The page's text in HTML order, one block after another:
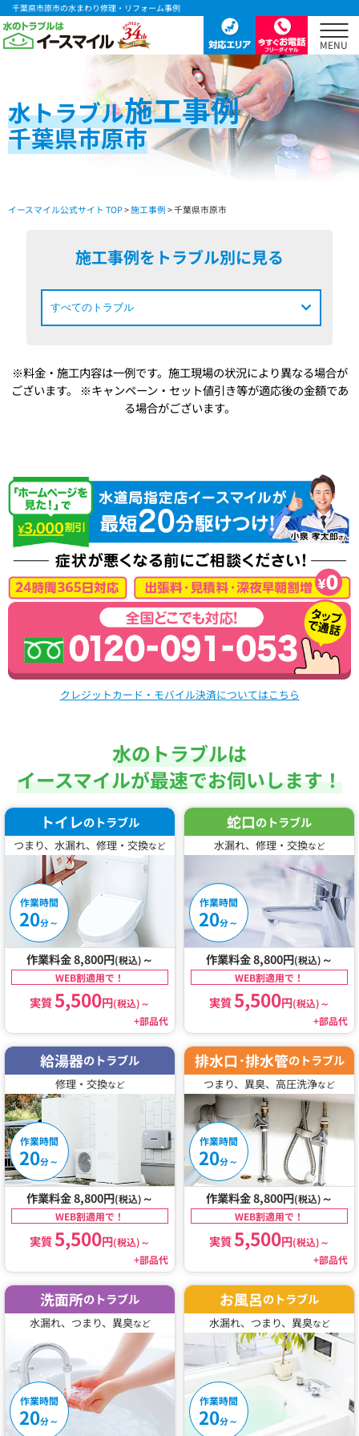
千葉県市原市の水まわり修理・リフォーム事例
水トラブル施工事例
千葉県市原市
イースマイル公式サイト TOP>施工事例 > 千葉県市原市
施工事例をトラブル別に見る
※料金・施工内容は一例です。施工現場の状況により異なる場合が
ございます。
※キャンペーン・セット値引き等が適応後の金額であ
る場合がございます。
クレジットカード・モバイル決済についてはこちら
水のトラブルは
イースマイルが最速でお伺いします！
トイレのトラブル
つまり、水漏れ、修理・交換など
作業時間
20分～
作業料金 8,800円(税込) ～
WEB割適用で！
実質5,500円(税込)～
+部品代
蛇口のトラブル
水漏れ、修理・交換など
作業時間
20分～
作業料金 8,800円(税込) ～
WEB割適用で！
実質5,500円(税込)～
+部品代
給湯器のトラブル
修理・交換など
作業時間
20分～
作業料金 8,800円(税込) ～
WEB割適用で！
実質5,500円(税込)～
+部品代
排水口･排水管のトラブル
つまり、異臭、高圧洗浄など
作業時間
20分～
作業料金 8,800円(税込) ～
WEB割適用で！
実質5,500円(税込)～
+部品代
洗面所のトラブル
水漏れ、つまり、異臭など
作業時間
20分～
お風呂のトラブル
水漏れ、つまり、異臭など
作業時間
20分～